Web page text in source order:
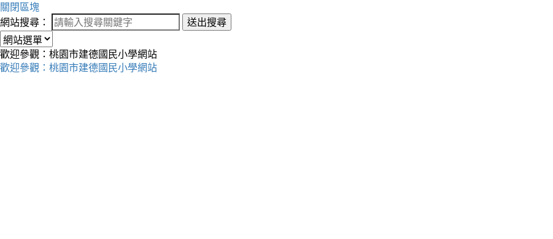
關閉區塊
網站搜尋：
送出搜尋
歡迎參觀：桃園市建德國民小學網站
歡迎參觀：桃園市建德國民小學網站